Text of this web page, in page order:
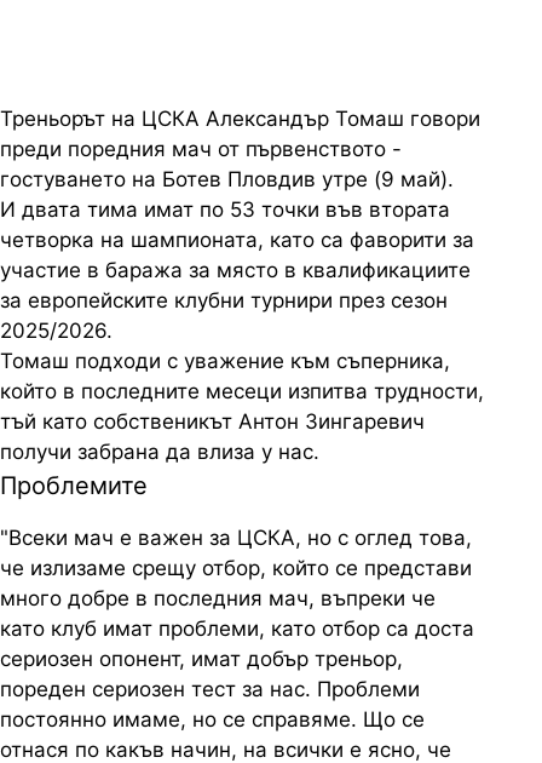
Треньорът на ЦСКА Александър Томаш говори
преди поредния мач от първенството -
гостуването на Ботев Пловдив утре (9 май).
И двата тима имат по 53 точки във втората
четворка на шампионата, като са фаворити за
участие в баража за място в квалификациите
за европейските клубни турнири през сезон
2025/2026.
Томаш подходи с уважение към съперника,
който в последните месеци изпитва трудности,
тъй като собственикът Антон Зингаревич
получи забрана да влиза у нас.
Проблемите
"Всеки мач е важен за ЦСКА, но с оглед това,
че излизаме срещу отбор, който се представи
много добре в последния мач, въпреки че
като клуб имат проблеми, като отбор са доста
сериозен опонент, имат добър треньор,
пореден сериозен тест за нас. Проблеми
постоянно имаме, но се справяме. Що се
отнася по какъв начин, на всички е ясно, че